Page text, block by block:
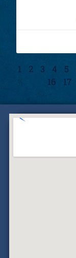
1 2 3 4 5
16
17